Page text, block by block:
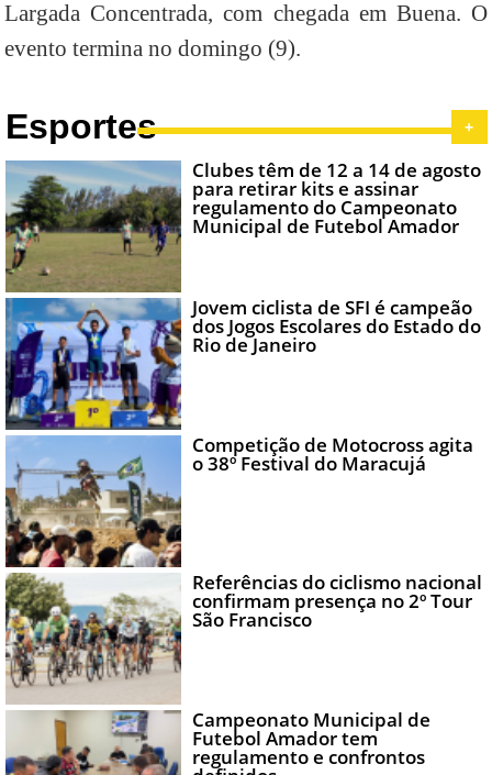
Largada Concentrada, com chegada em Buena. O
evento termina no domingo (9).
Esportes +
Clubes têm de 12 a 14 de agosto
para retirar kits e assinar
regulamento do Campeonato
Municipal de Futebol Amador
Jovem ciclista de SFI é campeão
dos Jogos Escolares do Estado do
Rio de Janeiro
Competição de Motocross agita
o 38º Festival do Maracujá
Referências do ciclismo nacional
confirmam presença no 2º Tour
São Francisco
Campeonato Municipal de
Futebol Amador tem
regulamento e confrontos